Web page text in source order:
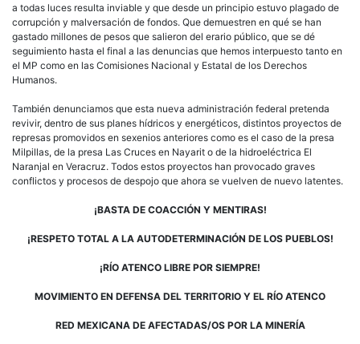
a todas luces resulta inviable y que desde un principio estuvo plagado de
corrupción y malversación de fondos. Que demuestren en qué se han
gastado millones de pesos que salieron del erario público, que se dé
seguimiento hasta el final a las denuncias que hemos interpuesto tanto en
el MP como en las Comisiones Nacional y Estatal de los Derechos
Humanos.
También denunciamos que esta nueva administración federal pretenda
revivir, dentro de sus planes hídricos y energéticos, distintos proyectos de
represas promovidos en sexenios anteriores como es el caso de la presa
Milpillas, de la presa Las Cruces en Nayarit o de la hidroeléctrica El
Naranjal en Veracruz. Todos estos proyectos han provocado graves
conflictos y procesos de despojo que ahora se vuelven de nuevo latentes.
¡BASTA DE COACCIÓN Y MENTIRAS!
¡RESPETO TOTAL A LA AUTODETERMINACIÓN DE LOS PUEBLOS!
¡RÍO ATENCO LIBRE POR SIEMPRE!
MOVIMIENTO EN DEFENSA DEL TERRITORIO Y EL RÍO ATENCO
RED MEXICANA DE AFECTADAS/OS POR LA MINERÍA